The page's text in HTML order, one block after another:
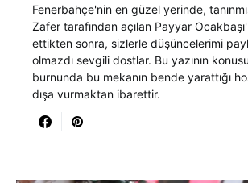
Fenerbahçe'nin en güzel yerinde,
Zafer tarafından açılan Payyar
ettikten sonra, sizlerle düşüncelerimi
olmazdı sevgili dostlar. Bu yazının
burnunda bu mekanın bende yarattığı
dışa vurmaktan ibarettir.